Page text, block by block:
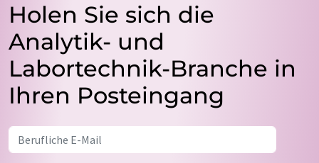
Holen Sie sich die
Analytik- und
Labortechnik-Branche in
Ihren Posteingang